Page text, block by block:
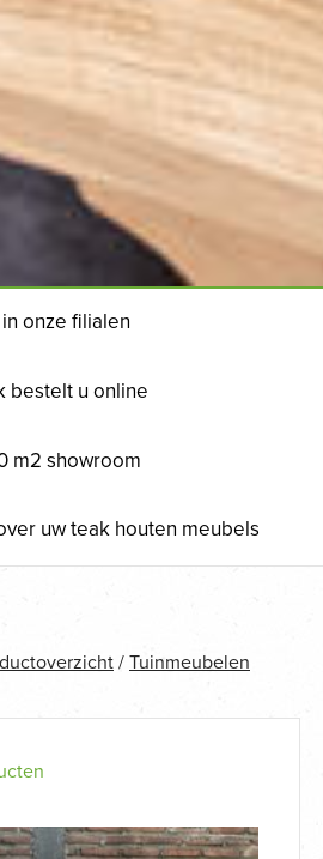
onze filialen
bestelt u online
m2 showroom
uw teak houten meubels
/ Tuinmeubelen